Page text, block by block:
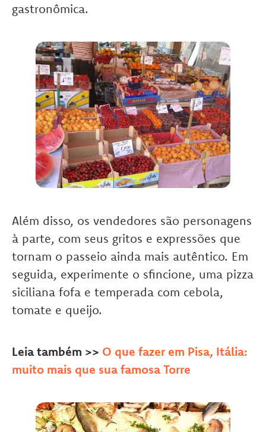
gastronômica.
Além disso, os vendedores são personagens
à parte, com seus gritos e expressões que
tornam o passeio ainda mais autêntico. Em
seguida, experimente o sfincione, uma pizza
siciliana fofa e temperada com cebola,
tomate e queijo.
Leia também >> O que fazer em Pisa, Itália:
muito mais que sua famosa Torre